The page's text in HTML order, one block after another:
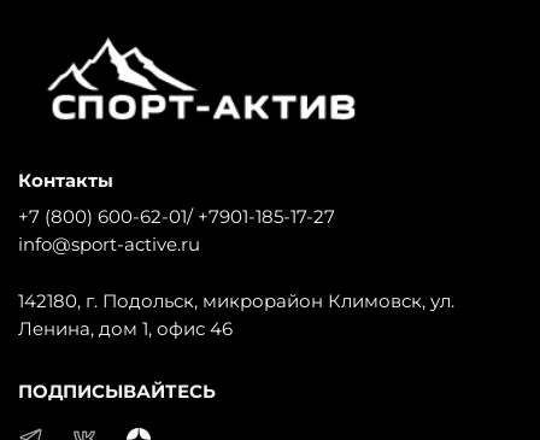
Контакты
+7 (800) 600-62-01/ +7901-185-17-27
info@sport-active.ru
142180, г. Подольск, микрорайон Климовск, ул.
Ленина, дом 1, офис 46
ПОДПИСЫВАЙТЕСЬ